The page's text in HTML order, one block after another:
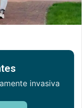
invasiva